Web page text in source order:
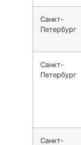
Санкт-
Петербург
Санкт-
Петербург
Санкт-